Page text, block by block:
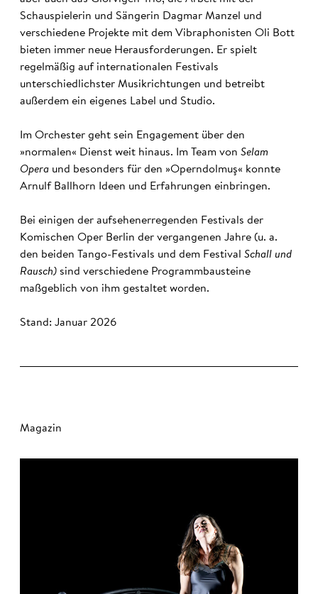
Schauspielerin und Sängerin Dagmar Manzel und
verschiedene Projekte mit dem Vibraphonisten Oli Bott
bieten immer neue Herausforderungen. Er spielt
regelmäßig auf internationalen Festivals
unterschiedlichster Musikrichtungen und betreibt
außerdem ein eigenes Label und Studio.
Im Orchester geht sein Engagement über den
»normalen« Dienst weit hinaus. Im Team von Selam
Opera und besonders für den »Operndolmuş« konnte
Arnulf Ballhorn Ideen und Erfahrungen einbringen.
Bei einigen der aufsehenerregenden Festivals der
Komischen Oper Berlin der vergangenen Jahre (u. a.
den beiden Tango-Festivals und dem Festival Schall und
Rausch) sind verschiedene Programmbausteine
maßgeblich von ihm gestaltet worden.
Stand: Januar 2026
Magazin